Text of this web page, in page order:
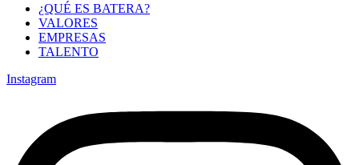
¿QUÉ ES BATERA?
VALORES
EMPRESAS
TALENTO
Instagram